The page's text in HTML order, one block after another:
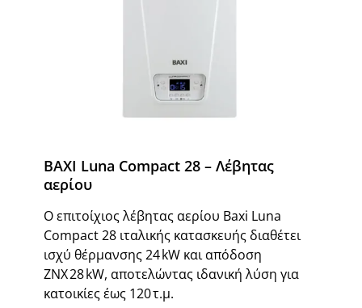
BAXI Luna Compact 28 – Λέβητας
αερίου
Ο επιτοίχιος λέβητας αερίου Baxi Luna
Compact 28 ιταλικής κατασκευής διαθέτει
ισχύ θέρμανσης 24 kW και απόδοση
ΖΝΧ 28 kW, αποτελώντας ιδανική λύση για
κατοικίες έως 120 τ.μ.